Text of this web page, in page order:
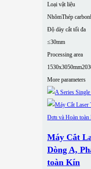
Loại vật liệu
NhômThép carbon
Độ dày cắt tối đa
≤30mm
Processing area
1530x3050mm
More parameters
Máy Cắt
Dòng A,
toàn Kín